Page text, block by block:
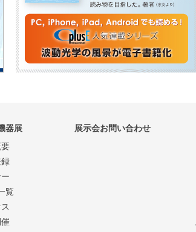
器展
覧
展示会お問い合わせ